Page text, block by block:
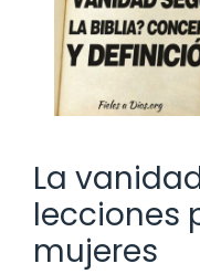
La
lecciones
mujeres